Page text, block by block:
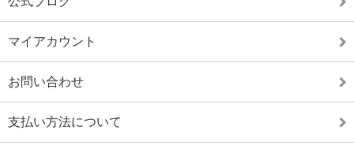
マイアカウント
お問い合わせ
支払い方法について